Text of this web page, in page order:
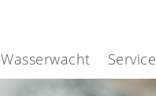
Wasserwacht Service